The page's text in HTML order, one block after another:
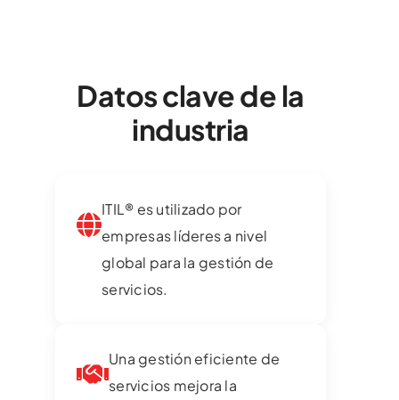
Datos clave de la
industria
ITIL® es utilizado por
empresas líderes a nivel
global para la gestión de
servicios.
Una gestión eficiente de
servicios mejora la